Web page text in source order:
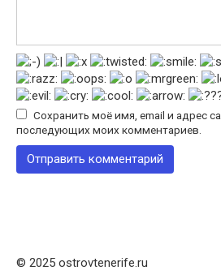
Сохранить моё имя, email и адрес
последующих моих комментариев.
© 2025 ostrovtenerife.ru